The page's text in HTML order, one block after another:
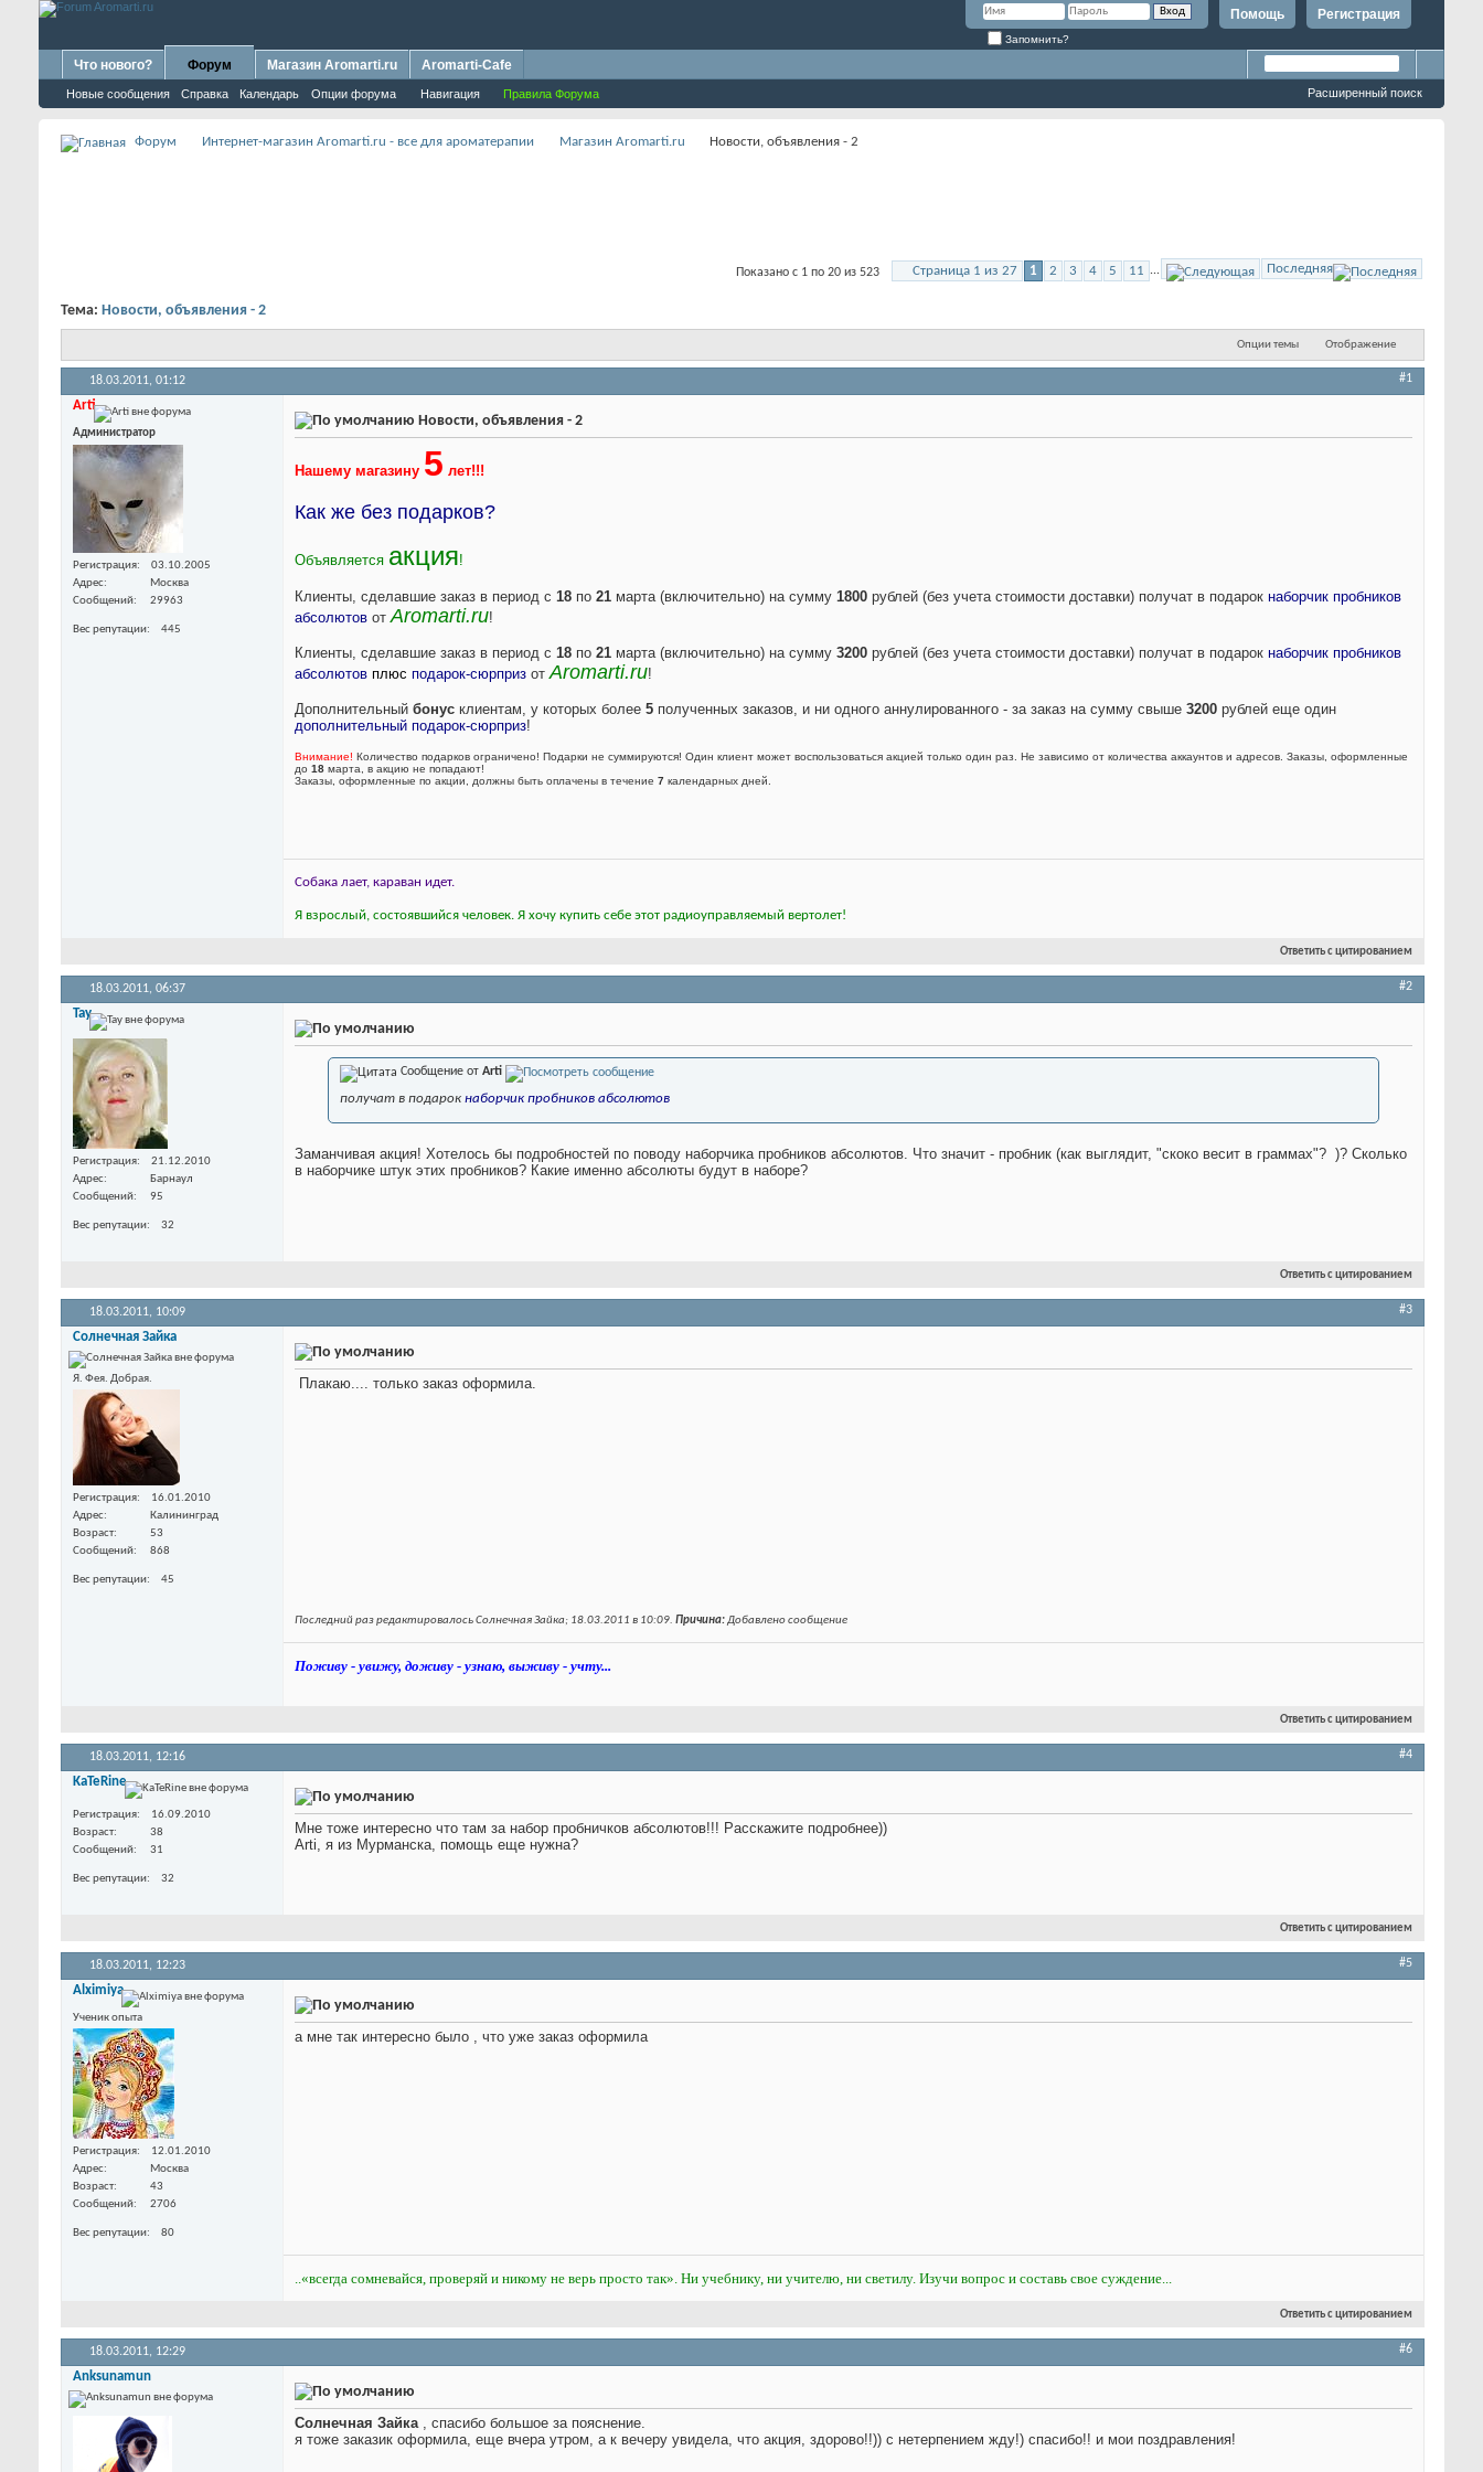
Регистрация
Помощь
Запомнить?
Что нового? Форум
Новые сообщения Справка Календарь Опции форума Навигация Правила Форума
Магазин Aromarti.ru Aromarti-Cafe
Расширенный поиск
Форум Интернет-магазин Aromarti.ru - все для ароматерапии Магазин Aromarti.ru Новости, объявления - 2
Страница 1 из 27 1 2 3 4 5 11 ... Последняя
Показано с 1 по 20 из 523
Тема: Новости, объявления - 2
Опции темы Отображение
18.03.2011, 01:12 #1
Arti
Администратор
Регистрация
03.10.2005
Адрес
Москва
Сообщений
29963
Вес репутации 445
Новости, объявления - 2
Нашему магазину 5 лет!!!
Как же без подарков?
Объявляется акция!
Клиенты, сделавшие заказ в период с 18 по 21 марта (включительно) на сумму 1800 рублей (без учета стоимости доставки) получат в подарок наборчик пробников
абсолютов отAromarti.ru!
Клиенты, сделавшие заказ в период с 18 по 21 марта (включительно) на сумму 3200 рублей (без учета стоимости доставки) получат в подарок наборчик пробников
абсолютов плюс подарок-сюрприз отAromarti.ru!
Дополнительный бонус клиентам, у которых более 5 полученных заказов, и ни одного аннулированного - за заказ на сумму свыше 3200 рублей еще один
дополнительный подарок-сюрприз!
Внимание! Количество подарков ограничено! Подарки не суммируются! Один клиент может воспользоваться акцией только один раз. Не зависимо от количества аккаунтов и адресов. Заказы, оформленные
до 18 марта, в акцию не попадают!
Заказы, оформленные по акции, должны быть оплачены в течение 7 календарных дней.
Собака лает, караван идет.
Я взрослый, состоявшийся человек. Я хочу купить себе этот радиоуправляемый вертолет!
Ответить с цитированием
18.03.2011, 06:37 #2
Tay
Регистрация
21.12.2010
Адрес
Барнаул
Сообщений
95
Вес репутации 32
Сообщение от Arti
получат в подарок наборчик пробников абсолютов
Заманчивая акция! Хотелось бы подробностей по поводу наборчика пробников абсолютов. Что значит - пробник (как выглядит, "скоко весит в граммах"? )? Сколько
в наборчике штук этих пробников? Какие именно абсолюты будут в наборе?
Ответить с цитированием
18.03.2011, 10:09 #3
Солнечная Зайка
Я. Фея. Добрая.
Регистрация
16.01.2010
Адрес
Калининград
Возраст
53
Сообщений
868
Вес репутации 45
Плакаю.... только заказ оформила.
Последний раз редактировалось Солнечная Зайка; 18.03.2011 в 10:09. Причина:Добавлено сообщение
Поживу - увижу, доживу - узнаю, выживу - учту...
Ответить с цитированием
18.03.2011, 12:16 #4
KaTeRine
Регистрация
16.09.2010
Возраст
38
Сообщений
31
Вес репутации 32
Мне тоже интересно что там за набор пробничков абсолютов!!! Расскажите подробнее))
Arti, я из Мурманска, помощь еще нужна?
Ответить с цитированием
18.03.2011, 12:23 #5
Alximiya
Ученик опыта
Регистрация
12.01.2010
Адрес
Москва
Возраст
43
Сообщений
2706
Вес репутации 80
а мне так интересно было , что уже заказ оформила
..«всегда сомневайся, проверяй и никому не верь просто так». Ни учебнику, ни учителю, ни светилу. Изучи вопрос и составь свое суждение...
Ответить с цитированием
18.03.2011, 12:29 #6
Anksunamun
Солнечная Зайка, спасибо большое за пояснение.
я тоже заказик оформила, еще вчера утром, а к вечеру увидела, что акция, здорово!!)) с нетерпением жду!) спасибо!! и мои поздравления!